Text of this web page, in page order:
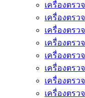
เครื่องตรว
เครื่องตรว
เครื่องตรว
เครื่องตร
เครื่องตรว
เครื่องตร
เครื่องตร
เครื่องตรว